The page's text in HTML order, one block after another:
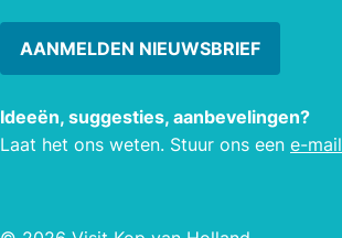
AANMELDEN NIEUWSBRIEF
Ideeën, suggesties, aanbevelingen?
Laat het ons weten. Stuur ons een e-mail